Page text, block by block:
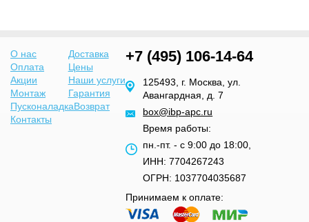
О нас
Доставка
Оплата
Цены
Акции
Наши услуги
Монтаж
Гарантия
ПусконаладкаВозврат
Контакты
+7 (495) 106-14-64
125493, г. Москва, ул.
Авангардная, д. 7
box@ibp-apc.ru
Время работы:
пн.-пт. - с 9:00 до 18:00,
ИНН: 7704267243
ОГРН: 1037704035687
Принимаем к оплате: